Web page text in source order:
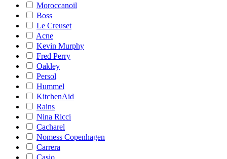
Moroccanoil
Boss
Le Creuset
Acne
Kevin Murphy
Fred Perry
Oakley
Persol
Hummel
KitchenAid
Rains
Nina Ricci
Cacharel
Nomess Copenhagen
Carrera
Casio